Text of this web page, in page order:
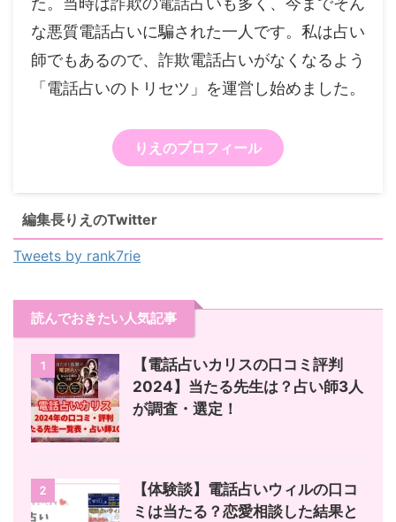
な悪質電話占いに騙された一人です。私は占い
師でもあるので、詐欺電話占いがなくなるよう
「電話占いのトリセツ」を運営し始めました。
りえのプロフィール
編集長りえのTwitter
Tweets by rank7rie
読んでおきたい人気記事
1
【電話占いカリスの口コミ評判
2024】当たる先生は？占い師3人
が調査・選定！
2
【体験談】電話占いウィルの口コ
ミは当たる？恋愛相談した結果と